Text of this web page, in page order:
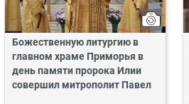
Божественную литургию в
главном храме Приморья в
день памяти пророка Илии
совершил митрополит Павел